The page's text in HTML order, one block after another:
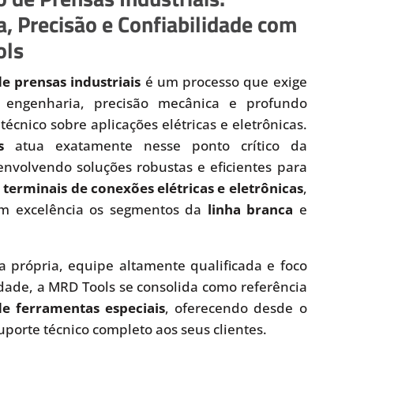
Precisão e Confiabilidade com
prensas industriais é um processo que exige
precisão mecânica e profundo
sobre aplicações elétricas e eletrônicas.
atua exatamente nesse ponto crítico da
soluções robustas e eficientes para
terminais de conexões elétricas e eletrônicas,
excelência os segmentos da linha branca e
própria, equipe altamente qualificada e foco
a MRD Tools se consolida como referência
ferramentas especiais, oferecendo desde o
técnico completo aos seus clientes.